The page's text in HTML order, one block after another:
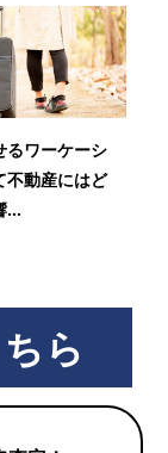
るワーケーシ
不動産にはど
...
ら